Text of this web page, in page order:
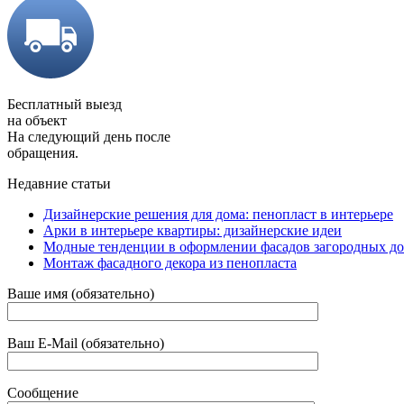
Бесплатный выезд
на объект
На следующий день после
обращения.
Недавние статьи
Дизайнерские решения для дома: пенопласт в интерьере
Арки в интерьере квартиры: дизайнерские идеи
Модные тенденции в оформлении фасадов загородных
Монтаж фасадного декора из пенопласта
Ваше имя (обязательно)
Ваш E-Mail (обязательно)
Сообщение